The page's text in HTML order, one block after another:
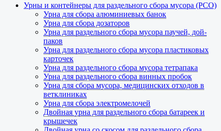
Урны и контейнеры для раздельного сбора мусора (РСО)
Урна для сбора алюминиевых банок
Урна для сбора дозаторов
Урна для раздельного сбора мусора паучей, дой-
паков
Урна для раздельного сбора мусора пластиковых
карточек
Урна для раздельного сбора мусора тетрапака
Урна для раздельного сбора винных пробок
Урна для сбора мусора, медицинских отходов в
ветклиниках
Урна для сбора электромелочей
Двойная урна для раздельного сбора батареек и
крышечек